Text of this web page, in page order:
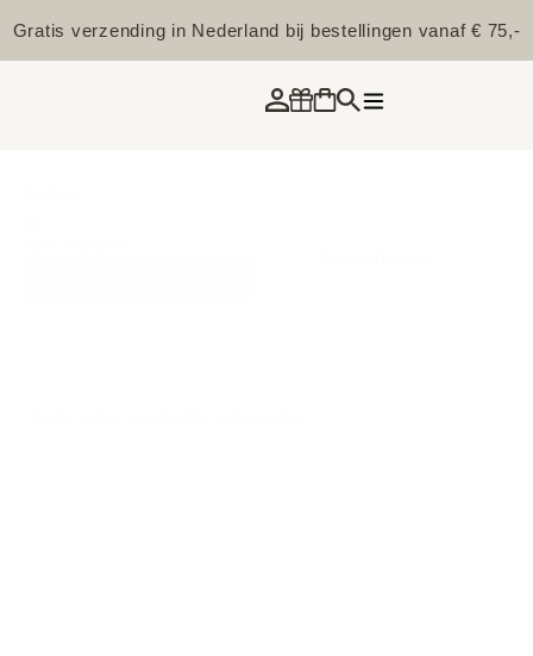
Gratis verzending in Nederland bij bestellingen vanaf € 75,-